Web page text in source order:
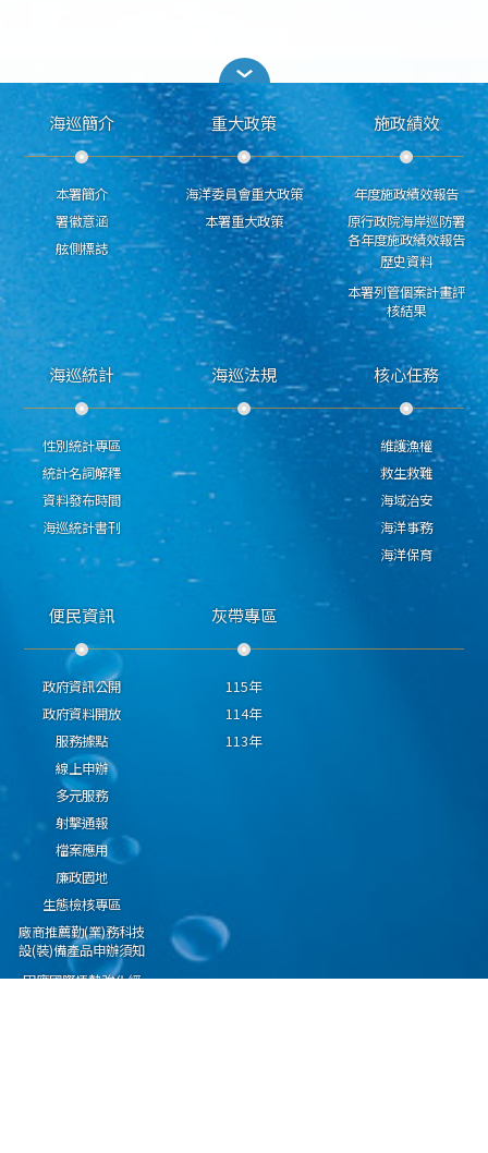
海巡簡介
本署簡介
署徽意涵
舷側標誌
重大政策
海洋委員會重大政策
本署重大政策
施政績效
年度施政績效報告
原行政院海岸巡防署
各年度施政績效報告
歷史資料
本署列管個案計畫評
核結果
海巡統計
性別統計專區
統計名詞解釋
資料發布時間
海巡統計書刊
海巡法規 核心任務
維護漁權
救生救難
海域治安
海洋事務
海洋保育
便民資訊
政府資訊公開
政府資料開放
服務據點
線上申辦
多元服務
射擊通報
檔案應用
廉政園地
生態檢核專區
廠商推薦勤(業)務科技
設(裝)備產品申辦須知
因應國際情勢強化經
灰帶專區
115年
114年
113年